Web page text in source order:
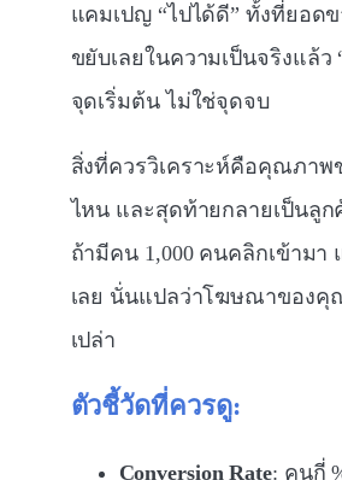
แคมเปญ “ไปได้ดี” ทั้งที่ยอด
ขยับเลยในความเป็นจริงแล้ว
จุดเริ่มต้น ไม่ใช่จุดจบ
สิ่งที่ควรวิเคราะห์คือคุณภา
ไหน และสุดท้ายกลายเป็นลูก
ถ้ามีคน 1,000 คนคลิกเข้ามา
เลย นั่นแปลว่าโฆษณาของคุ
เปล่า
ตัวชี้วัดที่ควรดู:
Conversion Rate: คนกี่